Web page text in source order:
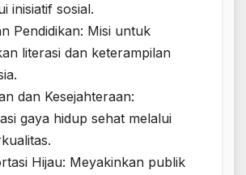
inisiatif sosial.
Pendidikan: Misi untuk
literasi dan keterampilan
dan Kesejahteraan:
gaya hidup sehat melalui
Hijau: Meyakinkan publik